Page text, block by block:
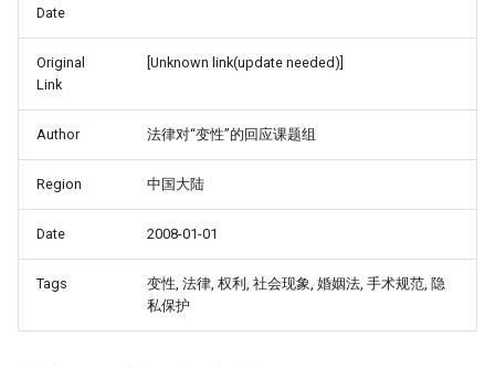
Date
Original
Link
[Unknown link(update needed)]
Author 法律对“变性”的回应课题组
Region 中国大陆
Date 2008-01-01
Tags
变性, 法律, 权利, 社会现象, 婚姻法, 手术规范, 隐
私保护